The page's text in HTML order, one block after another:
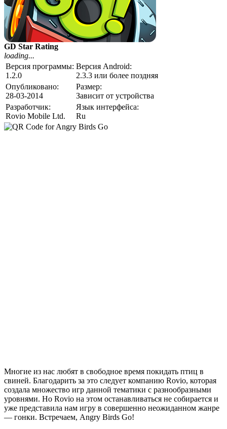
GD Star Rating
loading...
Версия программы:
1.2.0
Версия Android:
2.3.3 или более поздняя
Опубликовано:
28-03-2014
Размер:
Зависит от устройства
Разработчик:
Rovio Mobile Ltd.
Язык интерфейса:
Ru
Многие из нас любят в свободное время покидать птиц в
свиней. Благодарить за это следует компанию Rovio, которая
создала множество игр данной тематики с разнообразными
уровнями. Но Rovio на этом останавливаться не собирается и
уже представила нам игру в совершенно неожиданном жанре
— гонки. Встречаем, Angry Birds Go!